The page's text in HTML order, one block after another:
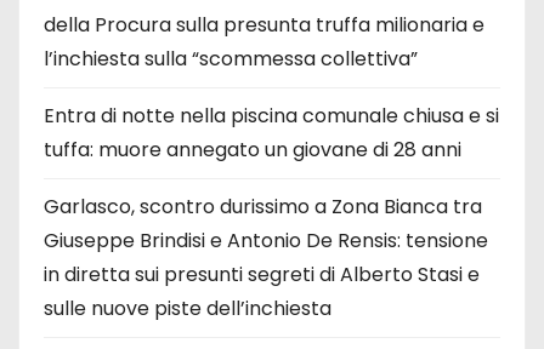
della Procura sulla presunta truffa milionaria e
l’inchiesta sulla “scommessa collettiva”
Entra di notte nella piscina comunale chiusa e si
tuffa: muore annegato un giovane di 28 anni
Garlasco, scontro durissimo a Zona Bianca tra
Giuseppe Brindisi e Antonio De Rensis: tensione
in diretta sui presunti segreti di Alberto Stasi e
sulle nuove piste dell’inchiesta